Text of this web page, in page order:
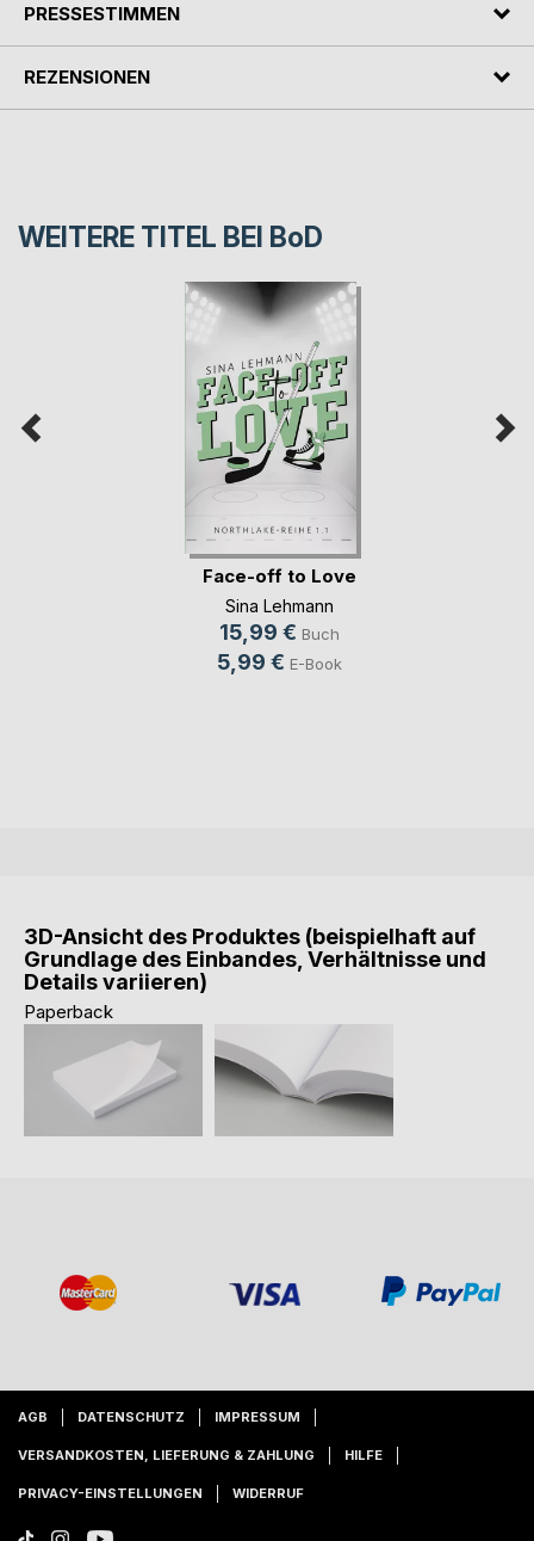
PRESSESTIMMEN
REZENSIONEN
WEITERE TITEL BEI BoD
Face-off to Love
Sina Lehmann
15,99 € Buch
5,99 € E-Book
3D-Ansicht des Produktes (beispielhaft auf
Grundlage des Einbandes, Verhältnisse und
Details variieren)
Paperback
AGB DATENSCHUTZ IMPRESSUM
VERSANDKOSTEN, LIEFERUNG & ZAHLUNG HILFE
PRIVACY-EINSTELLUNGEN WIDERRUF